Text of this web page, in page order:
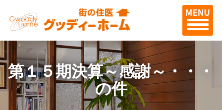
第１５期決算～感謝～・・・
の件